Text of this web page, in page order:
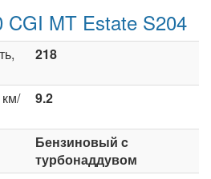
CGI MT Estate S204
218
9.2
Бензиновый c
турбонаддувом